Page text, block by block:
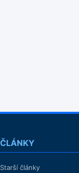
ČLÁNKY
Starší články